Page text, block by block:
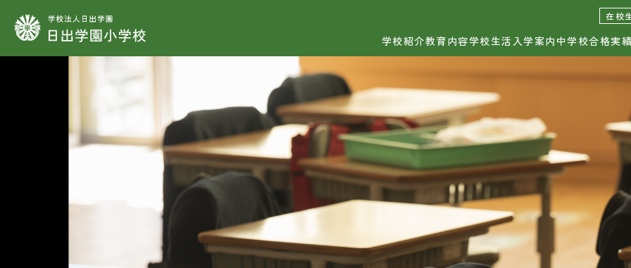
在校
学校紹介教育内容学校生活 入学案内 中学校合格実績
教育理念・学校長挨拶
学校の取り組み
施設紹介
制服紹介
教育内容
教育の特長
教育課程
学校生活
年間行事
小学校の1日
カウンセラー・相談室
安全管理
入学案内
各種説明会
入試情報
お知
ひの
中学
各種